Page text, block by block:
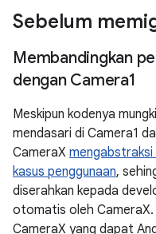
Sebelum
Membandingkan
dengan Camera1
Meskipun kodenya
mendasari di Camera1
CameraX mengabstraksi
kasus penggunaan,
diserahkan kepada
otomatis oleh
CameraX yang dapat